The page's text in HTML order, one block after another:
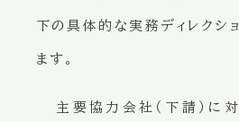
下の具体的な実務ディレクシ
ます。
主要協力会社（下請）に